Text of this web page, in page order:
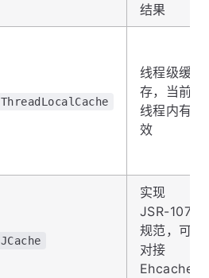
结果
ThreadLocalCache
线程级缓
存，当前
线程内有
效
JCache
实现
JSR-107
规范，可
对接
Ehcache